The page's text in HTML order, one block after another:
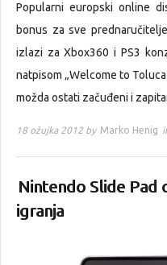
Popularni europski online
bonus za sve
izlazi za Xbox360 i PS3
natpisom „Welcome to
možda ostati začuđeni i
18 ožujka 2012 by Marko Henig
Nintendo Slide Pad
igranja